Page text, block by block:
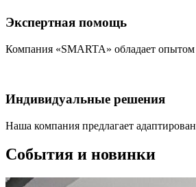
Экспертная помощь
Компания «SMARTA» обладает опытом
Индивидуальные решения
Наша компания предлагает
События и новинки